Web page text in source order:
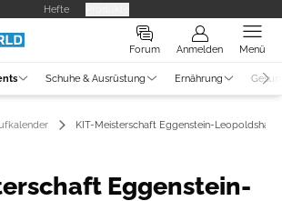
Hefte
Forum Anmelden Menü
Schuhe & Ausrüstung Ernährung
KIT-Meisterschaft Eggenstein-
Eggenstein-